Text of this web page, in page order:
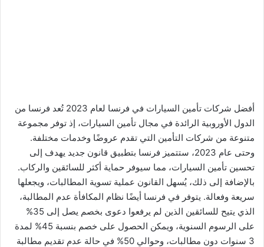
أفضل شركات تأمين السيارات في فرنسا لعام 2023 تُعد فرنسا من
الدول الأوروبية الرائدة في مجال تأمين السيارات، إذ توفر مجموعة
متنوعة من شركات التأمين التي تقدم عروضًا وخدمات مختلفة.
وحتى عام 2023، ستتميز فرنسا بتطبيق قانون جديد يهدف إلى
تحسين تأمين السيارات، مما سيوفر حماية أكثر للسائقين والركاب.
بالإضافة إلى ذلك، يُسهل القانون عملية تسوية المطالبات، ويجعلها
سريعة وفعالة. يتوفر في فرنسا أيضًا نظام المكافأة عدم المطالبة،
الذي يتيح للسائقين الذين لم يرفعوا دعوى بخصم يصل إلى 35%
على الرسوم السنوية، ويمكن الحصول على خصم بنسبة 45% لمدة
3 سنوات دون مطالبات، وحوالي 50% في حالة عدم تقديم مطالبة